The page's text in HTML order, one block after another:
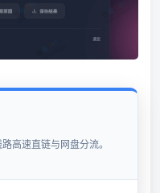
高速直链与网盘分流。